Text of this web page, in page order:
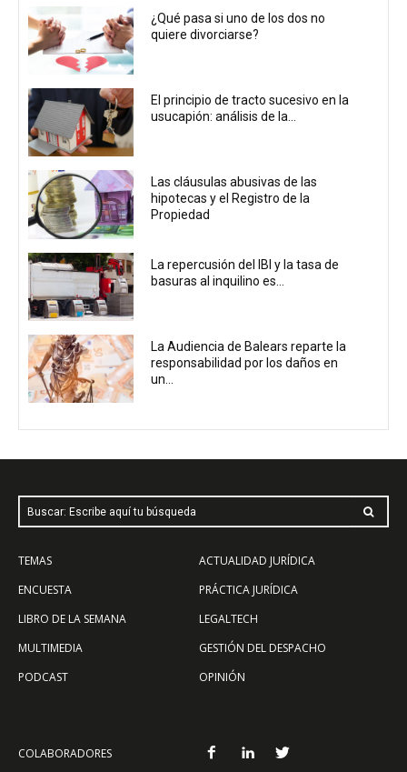
¿Qué pasa si uno de los dos no
quiere divorciarse?
El principio de tracto sucesivo en la
usucapión: análisis de la...
Las cláusulas abusivas de las
hipotecas y el Registro de la
Propiedad
La repercusión del IBI y la tasa de
basuras al inquilino es...
La Audiencia de Balears reparte la
responsabilidad por los daños en
un...
Buscar: Escribe aquí tu búsqueda
TEMAS
ENCUESTA
LIBRO DE LA SEMANA
MULTIMEDIA
PODCAST
ACTUALIDAD JURÍDICA
PRÁCTICA JURÍDICA
LEGALTECH
GESTIÓN DEL DESPACHO
OPINIÓN
COLABORADORES